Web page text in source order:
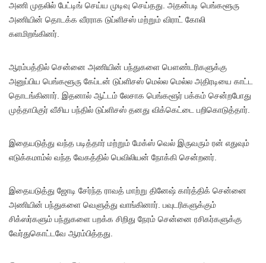
அணி முதலில் பேட்டிங் செய்ய முடிவு செய்தது. அதன்படி பெங்களூரு
அணியின் தொடக்க வீரராக டுப்ளிசஸ் மற்றும் விராட் கோலி
களமிறங்கினர்.
ஆரம்பத்தில் சென்னை அணியின் பந்துகளை பௌண்டரிகளுக்கு
அனுப்பிய பெங்களூரு கேப்டன் டுப்ளிசஸ் மெல்ல மெல்ல அதிரடியை காட்ட
தொடங்கினார். இதனால் ஆட்டம் லேசாக பெங்களூர் பக்கம் சென்றபோது
முத்தாபிகுர் வீசிய பந்தில் டுப்ளிசஸ் தனது விக்கெட்டை பறிகொடுத்தார்.
இதையடுத்து வந்த படித்தார் மற்றும் மேக்ஸ் வெல் இருவரும் ரன் எதுவும்
எடுக்கமாம்ல் வந்த வேகத்தில் பெவிலியன் நோக்கி சென்றனர்.
இதையடுத்து ஜோடி சேர்ந்த ராவத் மாற்று தினேஷ் கார்த்திக் சென்னை
அணியின் பந்துகளை வெளுத்து வாங்கினார். பவுடரிகளுக்கும்
சிக்ஸர்களும் பந்துகளை பறக்க சிறிது நேரம் சென்னை ரசிகர்களுக்கு
வேர்துகொட்டவே ஆரம்பித்தது.